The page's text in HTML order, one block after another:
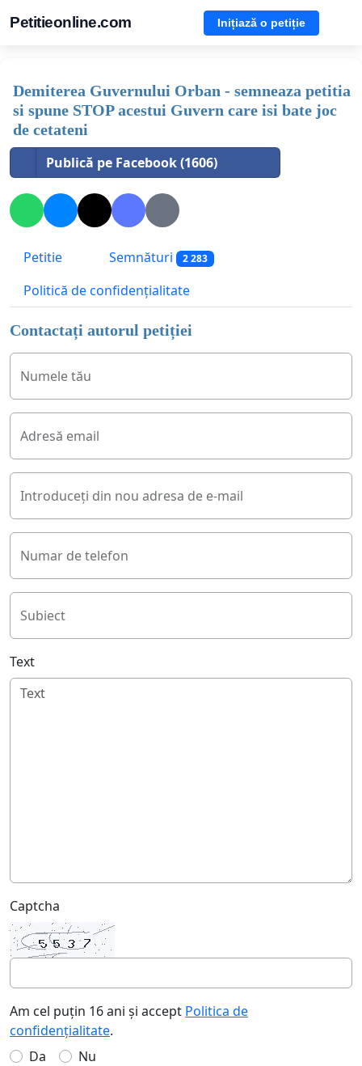
Petitieonline.com Inițiază o petiție
Demiterea Guvernului Orban - semneaza petitia
si spune STOP acestui Guvern care isi bate joc
de cetateni
Publică pe Facebook (1606)
Petitie Semnături 2 283
Politică de confidențialitate
Contactați autorul petiției
Numele tău
Adresă email
Introduceți din nou adresa de e-mail
Numar de telefon
Subiect
Text
Captcha
Am cel puțin 16 ani și accept Politica de
confidențialitate.
Da
Nu